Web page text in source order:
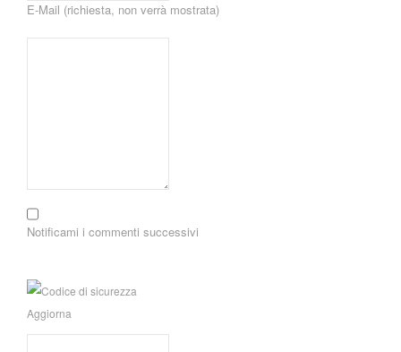
E-Mail (richiesta, non verrà mostrata)
Notificami i commenti successivi
Aggiorna